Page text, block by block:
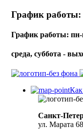
График работы:
График работы: пн-
среда, суббота -
Санкт-
ул. Марата